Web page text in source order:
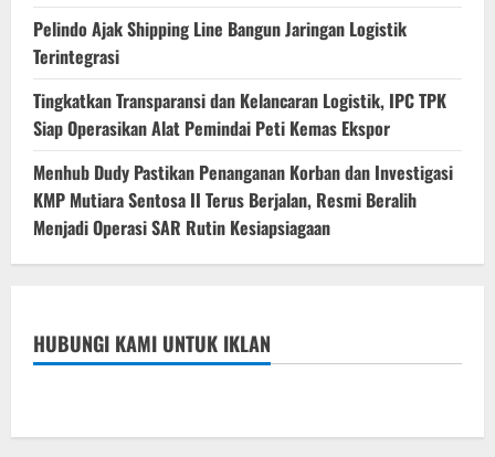
Pelindo Ajak Shipping Line Bangun Jaringan Logistik
Terintegrasi
Tingkatkan Transparansi dan Kelancaran Logistik, IPC TPK
Siap Operasikan Alat Pemindai Peti Kemas Ekspor
Menhub Dudy Pastikan Penanganan Korban dan Investigasi
KMP Mutiara Sentosa II Terus Berjalan, Resmi Beralih
Menjadi Operasi SAR Rutin Kesiapsiagaan
HUBUNGI KAMI UNTUK IKLAN